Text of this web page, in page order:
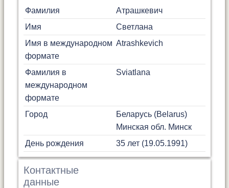
Фамилия
Атрашкевич
Имя
Светлана
Имя в международном
формате
Atrashkevich
Фамилия в
международном
формате
Sviatlana
Город
Беларусь (Belarus)
Минская обл. Минск
День рождения
35 лет (19.05.1991)
Контактные
данные